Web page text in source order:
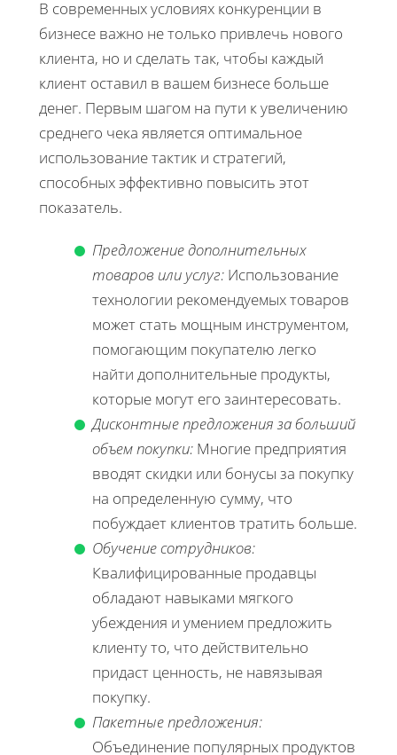
В современных условиях конкуренции в
бизнесе важно не только привлечь нового
клиента, но и сделать так, чтобы каждый
клиент оставил в вашем бизнесе больше
денег. Первым шагом на пути к увеличению
среднего чека является оптимальное
использование тактик и стратегий,
способных эффективно повысить этот
показатель.
Предложение дополнительных
товаров или услуг: Использование
технологии рекомендуемых товаров
может стать мощным инструментом,
помогающим покупателю легко
найти дополнительные продукты,
которые могут его заинтересовать.
Дисконтные предложения за больший
объем покупки: Многие предприятия
вводят скидки или бонусы за покупку
на определенную сумму, что
побуждает клиентов тратить больше.
Обучение сотрудников:
Квалифицированные продавцы
обладают навыками мягкого
убеждения и умением предложить
клиенту то, что действительно
придаст ценность, не навязывая
покупку.
Пакетные предложения:
Объединение популярных продуктов